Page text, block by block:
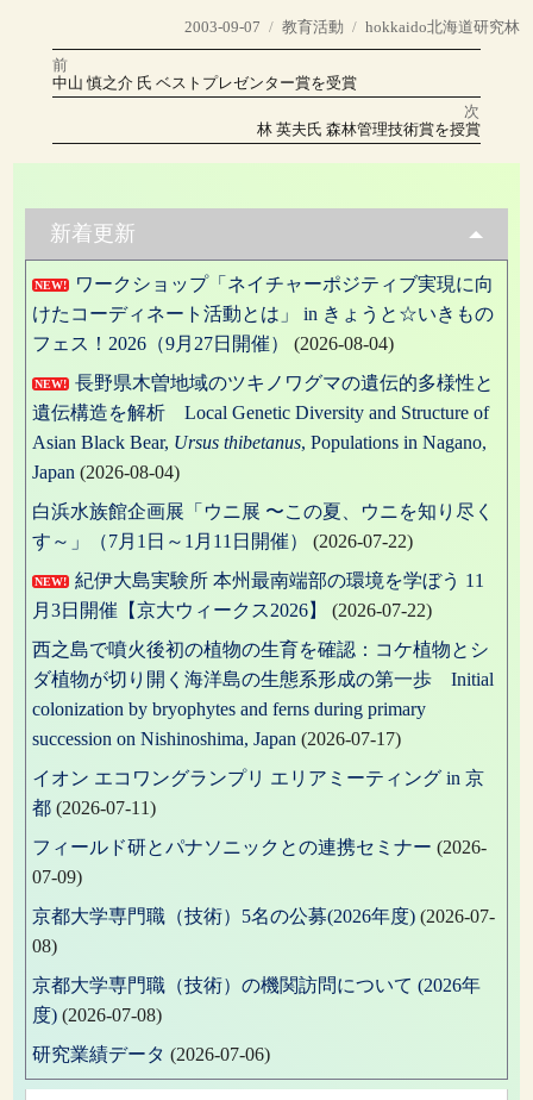
投
稿
日:
2003-09-07
カ
テ
ゴ
リ
ー
教育活動
タ
グ
hokkaido北海道研究林
投
ナ
ゲ
ー
シ
ョ
ン
前
前
の
中山 慎之介 氏 ベストプレゼンター賞を受賞
次
の
林 英夫氏 森林管理技術賞を授賞
新着更新
NEW!
ワークショップ「ネイチャーポジティブ実現に向
けたコーディネート活動とは」 in きょうと☆いきもの
フェス！2026（9月27日開催）
(2026-08-04)
NEW!
長野県木曽地域のツキノワグマの遺伝的多様性と
遺伝構造を解析 Local Genetic Diversity and Structure of
Asian Black Bear, Ursus thibetanus, Populations in Nagano,
Japan (2026-08-04)
白浜水族館企画展「ウニ展 〜この夏、ウニを知り尽く
す～」（7月1日～1月11日開催）
(2026-07-22)
NEW!
紀伊大島実験所 本州最南端部の環境を学ぼう 11
月3日開催【京大ウィークス2026】
(2026-07-22)
西之島で噴火後初の植物の生育を確認：コケ植物とシ
ダ植物が切り開く海洋島の生態系形成の第一歩 Initial
colonization by bryophytes and ferns during primary
succession on Nishinoshima, Japan (2026-07-17)
イオン エコワングランプリ エリアミーティング in 京
都 (2026-07-11)
フィールド研とパナソニックとの連携セミナー (2026-
07-09)
京都大学専門職（技術）5名の公募(2026年度) (2026-07-
08)
京都大学専門職（技術）の機関訪問について (2026年
度) (2026-07-08)
研究業績データ (2026-07-06)